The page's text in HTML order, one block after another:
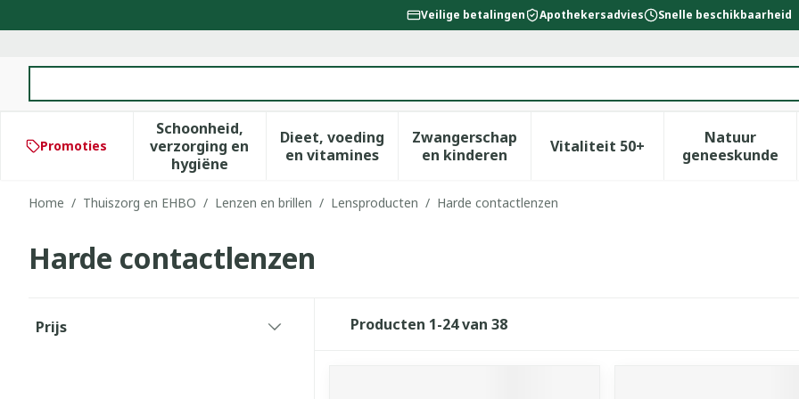
Veilige betalingen Apothekersadvies Snelle beschikbaarheid
Promoties
Schoonheid,
verzorging en
hygiëne
Toon submenu voor Schoonheid, verzorging en hygiëne categorie
Dieet, voeding
en vitamines
Toon submenu voor Dieet, voeding en vitamines categorie
Zwangerschap
en kinderenToon submenu voor Zwangerschap en
Vitaliteit 50+Toon submenu voor
Natuur
geneeskunde
Toon
Home / Thuiszorg en EHBO / Lenzen en brillen / Lensproducten / Harde contactlenzen
Harde contactlenzen
Prijs
Producten 1-24van 38